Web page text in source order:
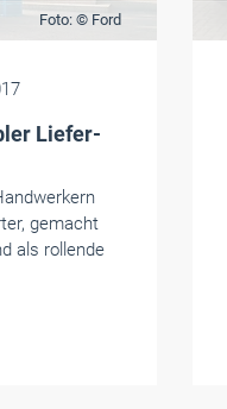
Foto: © Ford
Liefer-
gemacht
als rollende